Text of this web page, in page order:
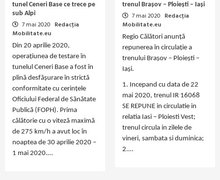
tunel Ceneri Base ce trece pe
sub Alpi
7 mai 2020 Redacția
Mobilitate.eu
Din 20 aprilie 2020,
operațiunea de testare în
tunelul Ceneri Base a fost în
plină desfășurare în strictă
conformitate cu cerințele
Oficiului Federal de Sănătate
Publică (FOPH). Prima
călătorie cu o viteză maximă
de 275 km/h a avut loc în
noaptea de 30 aprilie 2020 –
1 mai 2020.…
trenul Brașov – Ploiești – Iași
7 mai 2020 Redacția
Mobilitate.eu
Regio Călători anunță
repunerea în circulație a
trenului Brașov – Ploiești –
Iași.
1. Incepand cu data de 22
mai 2020, trenul IR 16068
SE REPUNE in circulatie in
relatia Iasi – Ploiesti Vest;
trenul circula in zilele de
vineri, sambata si duminica;
2.…